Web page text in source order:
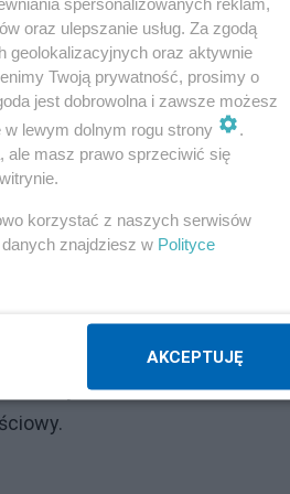
ze wzorcem
modelu
języka.
za to
Napisz notkę
oraz ulepszanie usług. Za zgodą
geolokalizacyjnych oraz aktywnie
Twoją prywatność, prosimy o
jest dobrowolna i zawsze możesz
lewym dolnym rogu strony
.
ale masz prawo sprzeciwić się
korzystać z naszych serwisów
znajdziesz w Polityce
AKCEPTUJĘ